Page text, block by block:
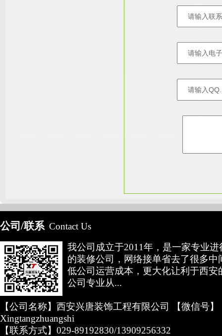
公司/联系 Contact Us
我公司成立于2011年，是一家专业
的装修公司，网络接单省去了很多中
低公司运营成本，更大化让利于西安
公司专业从...
【公司名称】西安兴唐装饰工程有限公司 【微信号】
Xingtangzhuangshi
【联系方式】029-89192830/13909256332